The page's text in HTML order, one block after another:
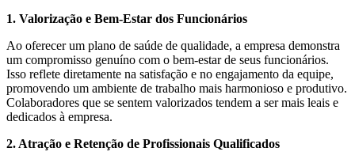
1. Valorização e Bem-Estar dos Funcionários
Ao oferecer um plano de saúde de qualidade, a empresa demonstra
um compromisso genuíno com o bem-estar de seus funcionários.
Isso reflete diretamente na satisfação e no engajamento da equipe,
promovendo um ambiente de trabalho mais harmonioso e produtivo.
Colaboradores que se sentem valorizados tendem a ser mais leais e
dedicados à empresa.
2. Atração e Retenção de Profissionais Qualificados